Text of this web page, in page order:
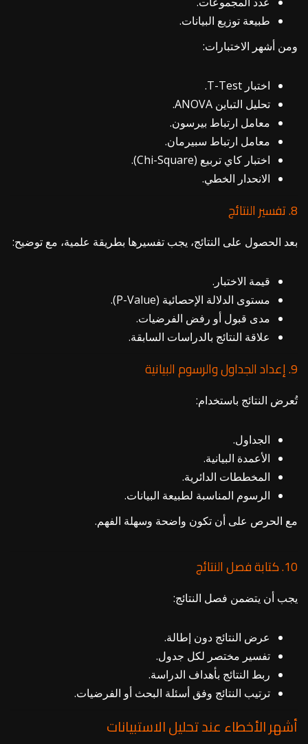
طبيعة توزيع البيانات.
ومن أشهر الاختبارات:
اختبار T-Test.
تحليل التباين ANOVA.
معامل ارتباط بيرسون.
معامل ارتباط سبيرمان.
اختبار كاي تربيع (Chi-Square).
الانحدار الخطي.
8. تفسير النتائج
بعد الحصول على النتائج، يجب تفسيرها بطريقة علمية، مع توضيح:
قيمة الاختبار.
مستوى الدلالة الإحصائية (P-Value).
مدى قبول أو رفض الفرضيات.
علاقة النتائج بالدراسات السابقة.
9. إعداد الجداول والرسوم البيانية
تُعرض النتائج باستخدام:
الجداول.
الأعمدة البيانية.
المخططات الدائرية.
الرسوم المناسبة لطبيعة البيانات.
مع الحرص على أن تكون واضحة وسهلة الفهم.
10. كتابة فصل النتائج
يجب أن يتضمن فصل النتائج:
عرض النتائج دون إطالة.
تفسير مختصر لكل جدول.
ربط النتائج بأهداف الدراسة.
ترتيب النتائج وفق أسئلة البحث أو الفرضيات.
أشهر الأخطاء عند تحليل الاستبيانات